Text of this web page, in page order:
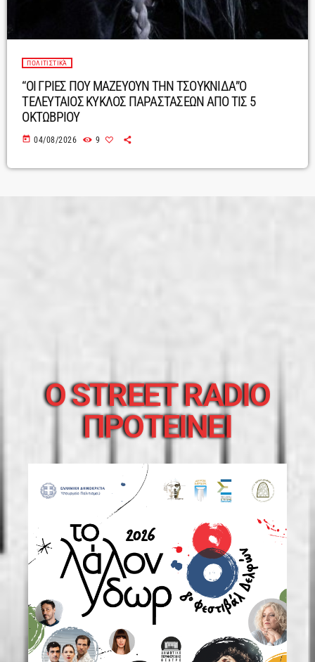
ΠΟΛΙΤΙΣΤΙΚΆ
“ΟΙ ΓΡΙΕΣ ΠΟΥ ΜΑΖΕΥΟΥΝ ΤΗΝ ΤΣΟΥΚΝΙΔΑ”Ο
ΤΕΛΕΥΤΑΙΟΣ ΚΥΚΛΟΣ ΠΑΡΑΣΤΑΣΕΩΝ ΑΠΟ ΤΙΣ 5
ΟΚΤΩΒΡΙΟΥ
today 04/08/2026 9
O STREET RADIO
ΠΡΟΤΕΙΝΕΙ